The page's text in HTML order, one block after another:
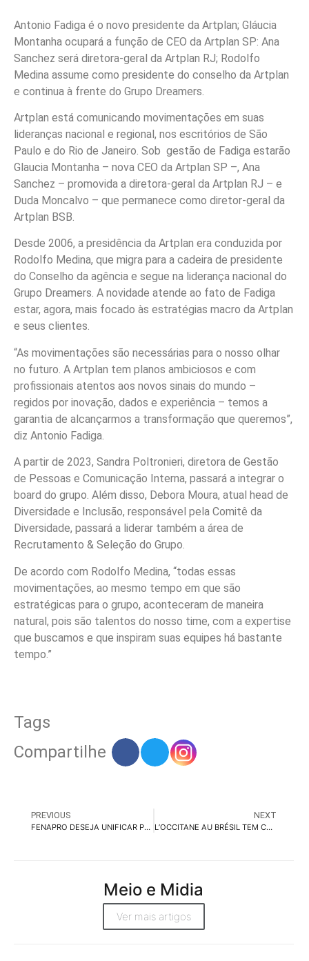
Antonio Fadiga é o novo presidente da Artplan; Gláucia
Montanha ocupará a função de CEO da Artplan SP: Ana
Sanchez será diretora-geral da Artplan RJ; Rodolfo
Medina assume como presidente do conselho da Artplan
e continua à frente do Grupo Dreamers.
Artplan está comunicando movimentações em suas
lideranças nacional e regional, nos escritórios de São
Paulo e do Rio de Janeiro. Sob gestão de Fadiga estarão
Glaucia Montanha – nova CEO da Artplan SP –, Ana
Sanchez – promovida a diretora-geral da Artplan RJ – e
Duda Moncalvo – que permanece como diretor-geral da
Artplan BSB.
Desde 2006, a presidência da Artplan era conduzida por
Rodolfo Medina, que migra para a cadeira de presidente
do Conselho da agência e segue na liderança nacional do
Grupo Dreamers. A novidade atende ao fato de Fadiga
estar, agora, mais focado às estratégias macro da Artplan
e seus clientes.
“As movimentações são necessárias para o nosso olhar
no futuro. A Artplan tem planos ambiciosos e com
profissionais atentos aos novos sinais do mundo –
regidos por inovação, dados e experiência – temos a
garantia de alcançarmos a transformação que queremos”,
diz Antonio Fadiga.
A partir de 2023, Sandra Poltronieri, diretora de Gestão
de Pessoas e Comunicação Interna, passará a integrar o
board do grupo. Além disso, Debora Moura, atual head de
Diversidade e Inclusão, responsável pela Comitê da
Diversidade, passará a liderar também a área de
Recrutamento & Seleção do Grupo.
De acordo com Rodolfo Medina, “todas essas
movimentações, ao mesmo tempo em que são
estratégicas para o grupo, aconteceram de maneira
natural, pois são talentos do nosso time, com a expertise
que buscamos e que inspiram suas equipes há bastante
tempo.”
Tags
Compartilhe
PREVIOUS
FENAPRO DESEJA UNIFICAR PREÇO REFERÊNCIA DO SETOR
NEXT
L’OCCITANE AU BRÉSIL TEM CAMPANHA NATAL INTEGER
Meio e Midia
Ver mais artigos